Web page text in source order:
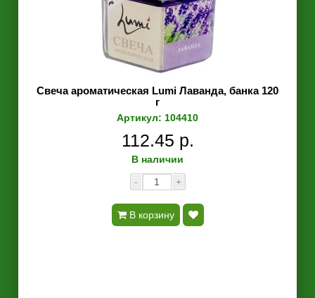
Свеча ароматическая Lumi Лаванда, банка 120
г
Артикул: 104410
112.45 р.
В наличии
-
+
В корзину